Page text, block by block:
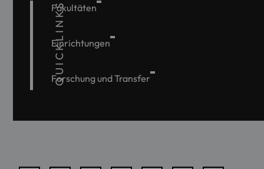
QUICKLINKS
Fakultäten
Einrichtungen
Forschung und Transfer